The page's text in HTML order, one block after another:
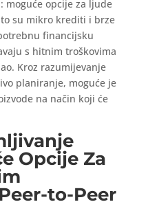
moguće opcije za ljude
su mikro krediti i brze
financijsku
s hitnim troškovima
Kroz razumijevanje
planiranje, moguće je
na način koji će
Opcije Za
to-Peer